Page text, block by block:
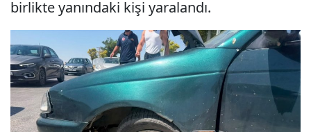
birlikte yanındaki kişi yaralandı.